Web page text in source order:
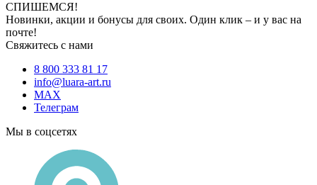
СПИШЕМСЯ!
Новинки, акции и бонусы для своих. Один клик – и у вас на
почте!
Свяжитесь с нами
8 800 333 81 17
info@luara-art.ru
MAX
Телеграм
Мы в соцсетях